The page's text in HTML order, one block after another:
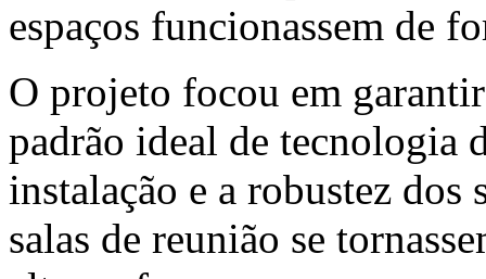
espaços funcionassem de
O projeto focou em garantir
padrão ideal de tecnologia
instalação e a robustez dos
salas de reunião se